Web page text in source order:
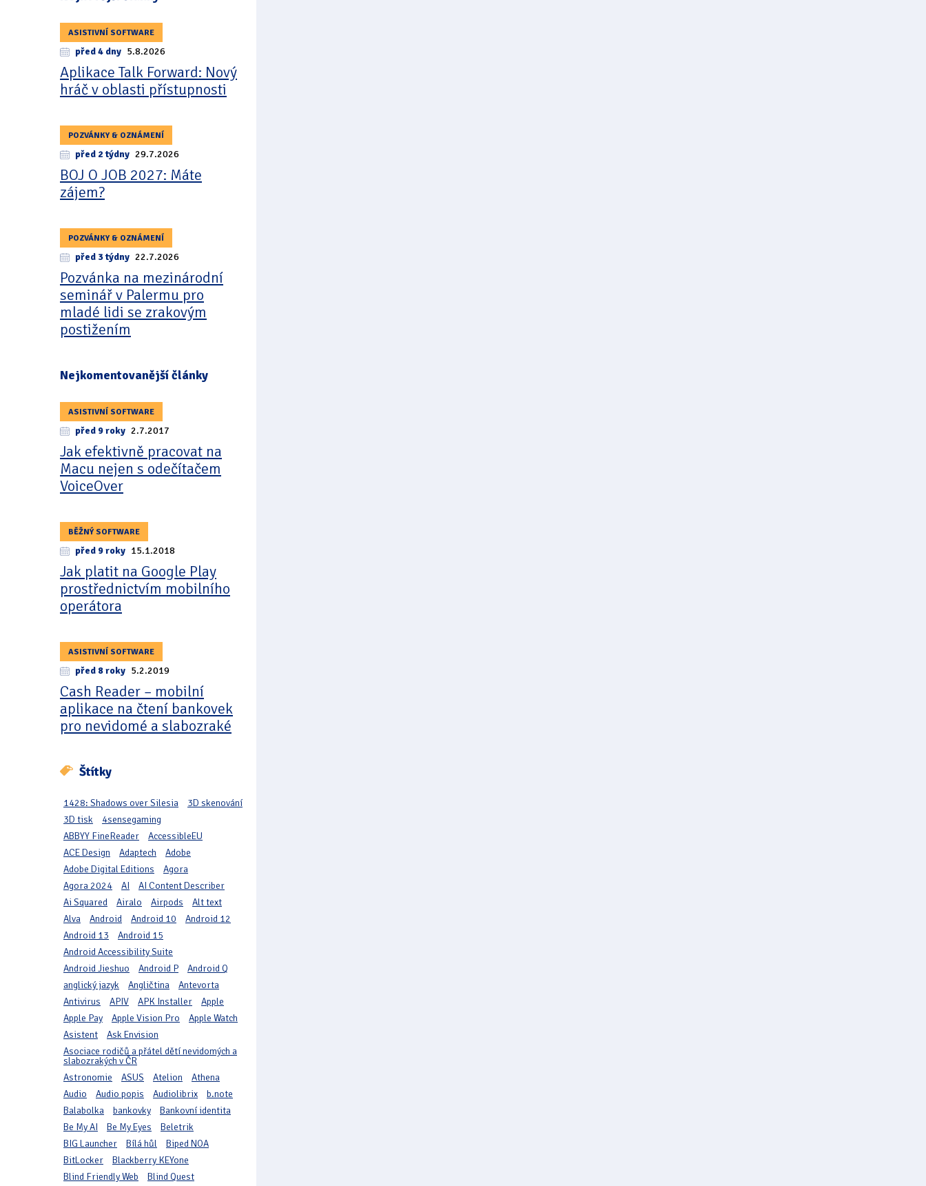
ASISTIVNÍ SOFTWARE
před 4 dny 5.8.2026
Aplikace Talk Forward: Nový
hráč v oblasti přístupnosti
POZVÁNKY & OZNÁMENÍ
před 2 týdny 29.7.2026
BOJ O JOB 2027: Máte
zájem?
POZVÁNKY & OZNÁMENÍ
před 3 týdny 22.7.2026
Pozvánka na mezinárodní
seminář v Palermu pro
mladé lidi se zrakovým
postižením
Nejkomentovanější články
ASISTIVNÍ SOFTWARE
před 9 roky 2.7.2017
Jak efektivně pracovat na
Macu nejen s odečítačem
VoiceOver
BĚŽNÝ SOFTWARE
před 9 roky 15.1.2018
Jak platit na Google Play
prostřednictvím mobilního
operátora
ASISTIVNÍ SOFTWARE
před 8 roky 5.2.2019
Cash Reader – mobilní
aplikace na čtení bankovek
pro nevidomé a slabozraké
Štítky
1428: Shadows over Silesia
3D skenování
3D tisk
4sensegaming
ABBYY FineReader
AccessibleEU
ACE Design
Adaptech
Adobe
Adobe Digital Editions
Agora
Agora 2024
AI
AI Content Describer
Ai Squared
Airalo Airpods
Alt text
Alva
Android Android 10
Android 12
Android 13
Android 15
Android Accessibility Suite
Android Jieshuo
Android P
Android Q
anglický jazyk
Angličtina
Antevorta
Antivirus
APIV APK Installer
Apple
Apple Pay
Apple Vision Pro
Apple Watch
Asistent
Ask Envision
Asociace rodičů a přátel dětí nevidomých a
slabozrakých v ČR
Astronomie
ASUS Atelion
Athena
Audio
Audio popis Audiolibrix
b.note
Balabolka
bankovky
Bankovní identita
Be My AI
Be My Eyes
Beletrik
BIG Launcher
Bílá hůl
Biped NOA
BitLocker
Blackberry KEYone
Blind Friendly Web
Blind Quest